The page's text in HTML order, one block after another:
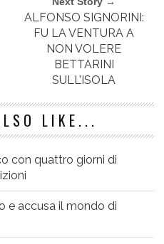
ALFONSO SIGNORINI:
FU LA VENTURA A
NON VOLERE
BETTARINI
SULL’ISOLA
LIKE...
con quattro giorni di
e accusa il mondo di